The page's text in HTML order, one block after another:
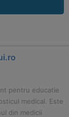
pentru educatie
medical. Este
din medicii